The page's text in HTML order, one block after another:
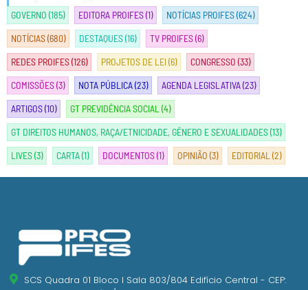
GOVERNO (185) EDITORA PROIFES(1) NOTÍCIAS PROIFES(624)
NOTÍCIAS(680) DESTAQUES(16) TV PROIFES(6)
REDES PROIFES(126) PROJETOS DE LEI(6) CONGRESSO (33)
COMISSÕES(3) NOTA PÚBLICA(23) AGENDA LEGISLATIVA(23)
ARTIGOS(10) GT PREVIDÊNCIA SOCIAL (4)
GT DIREITOS HUMANOS, RAÇA/ETNICIDADE, GÊNERO E SEXUALIDADES(13)
LIVES(3) CARTA(1) DOCUMENTOS(1) OPINIÃO (3) EDITORIAL (2)
SCS Quadra 01 Bloco I Sala 803/804 Edifício Central - CEP: